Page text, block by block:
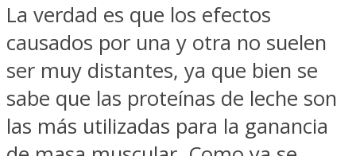
La verdad es que los efectos
causados por una y otra no suelen
ser muy distantes, ya que bien se
sabe que las proteínas de leche son
las más utilizadas para la ganancia